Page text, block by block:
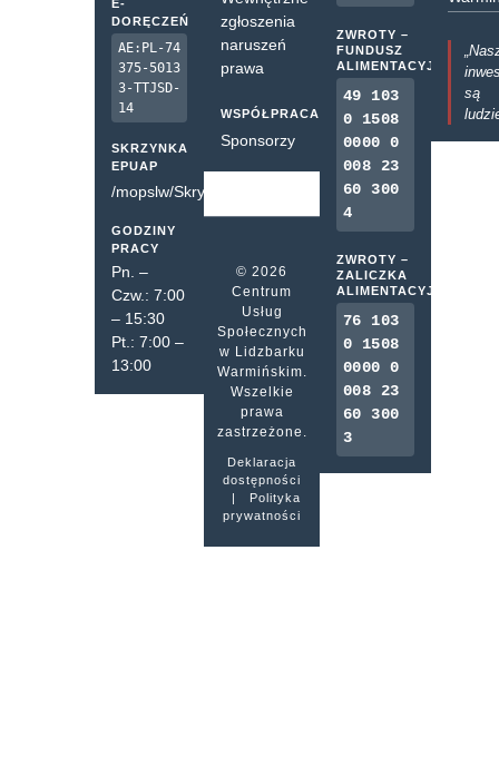
E-
DORĘCZEŃ
AE:PL-74
375-5013
3-TTJSD-
14
SKRZYNKA
EPUAP
/mopslw/SkrytkaESP
GODZINY
PRACY
Pn. –
Czw.: 7:00
– 15:30
Pt.: 7:00 –
13:00
zgłoszenia
naruszeń
prawa
WSPÓŁPRACA
Sponsorzy
© 2026
Centrum
Usług
Społecznych
w Lidzbarku
Warmińskim.
Wszelkie
prawa
zastrzeżone.
Deklaracja
dostępności
Polityka
prywatności
ZWROTY –
FUNDUSZ
ALIMENTACYJNY
49 103
0 1508
0000 0
008 23
60 300
4
ZWROTY –
ZALICZKA
ALIMENTACYJNA
76 103
0 1508
0000 0
008 23
60 300
3
są